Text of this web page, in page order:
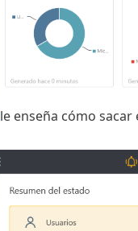
le enseña cómo sacar